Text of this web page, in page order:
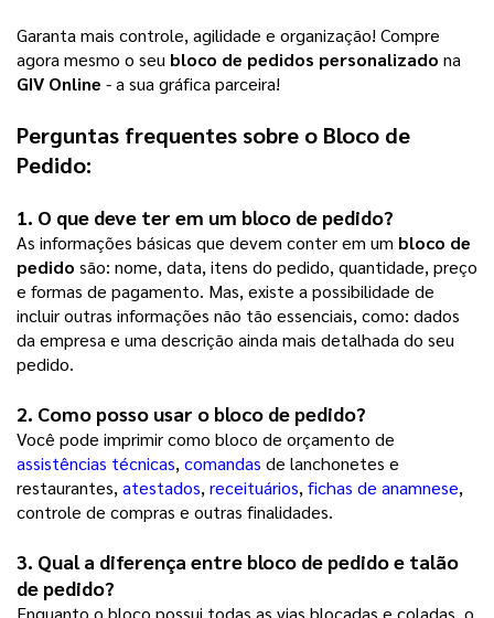
Garanta mais controle, agilidade e organização! Compre
agora mesmo o seu bloco de pedidos personalizado na
GIV Online - a sua gráfica parceira!
Perguntas frequentes sobre o Bloco de
Pedido:
1. O que deve ter em um bloco de pedido?
As informações básicas que devem conter em um bloco de
pedido são: nome, data, itens do pedido, quantidade, preço
e formas de pagamento. Mas, existe a possibilidade de
incluir outras informações não tão essenciais, como: dados
da empresa e uma descrição ainda mais detalhada do seu
pedido.
2. Como posso usar o bloco de pedido?
Você pode imprimir como bloco de orçamento de
assistências técnicas,comandas de lanchonetes e
restaurantes,atestados,receituários,fichas de anamnese,
controle de compras e outras finalidades.
3. Qual a diferença entre bloco de pedido e talão
de pedido?